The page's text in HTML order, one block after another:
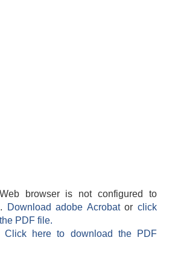
browser is not configured to
Download adobe Acrobatorclick
PDF file.
Click here to download the PDF